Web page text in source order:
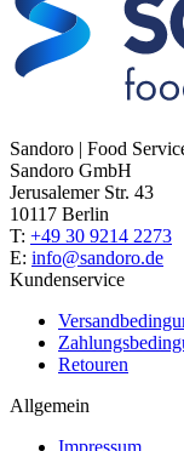
Sandoro | Food
Sandoro GmbH
Jerusalemer Str. 43
10117 Berlin
T: +49 30 9214 2273
E: info@sandoro.de
Kundenservice
Retouren
Allgemein
Impressum